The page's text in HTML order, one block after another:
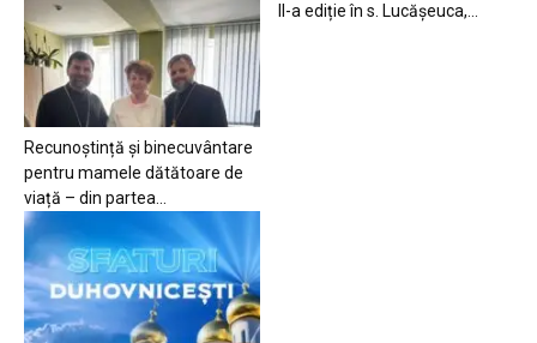
Recunoștință și binecuvântare
pentru mamele dătătoare de
viață – din partea...
II-a ediție în s. Lucășeuca,...